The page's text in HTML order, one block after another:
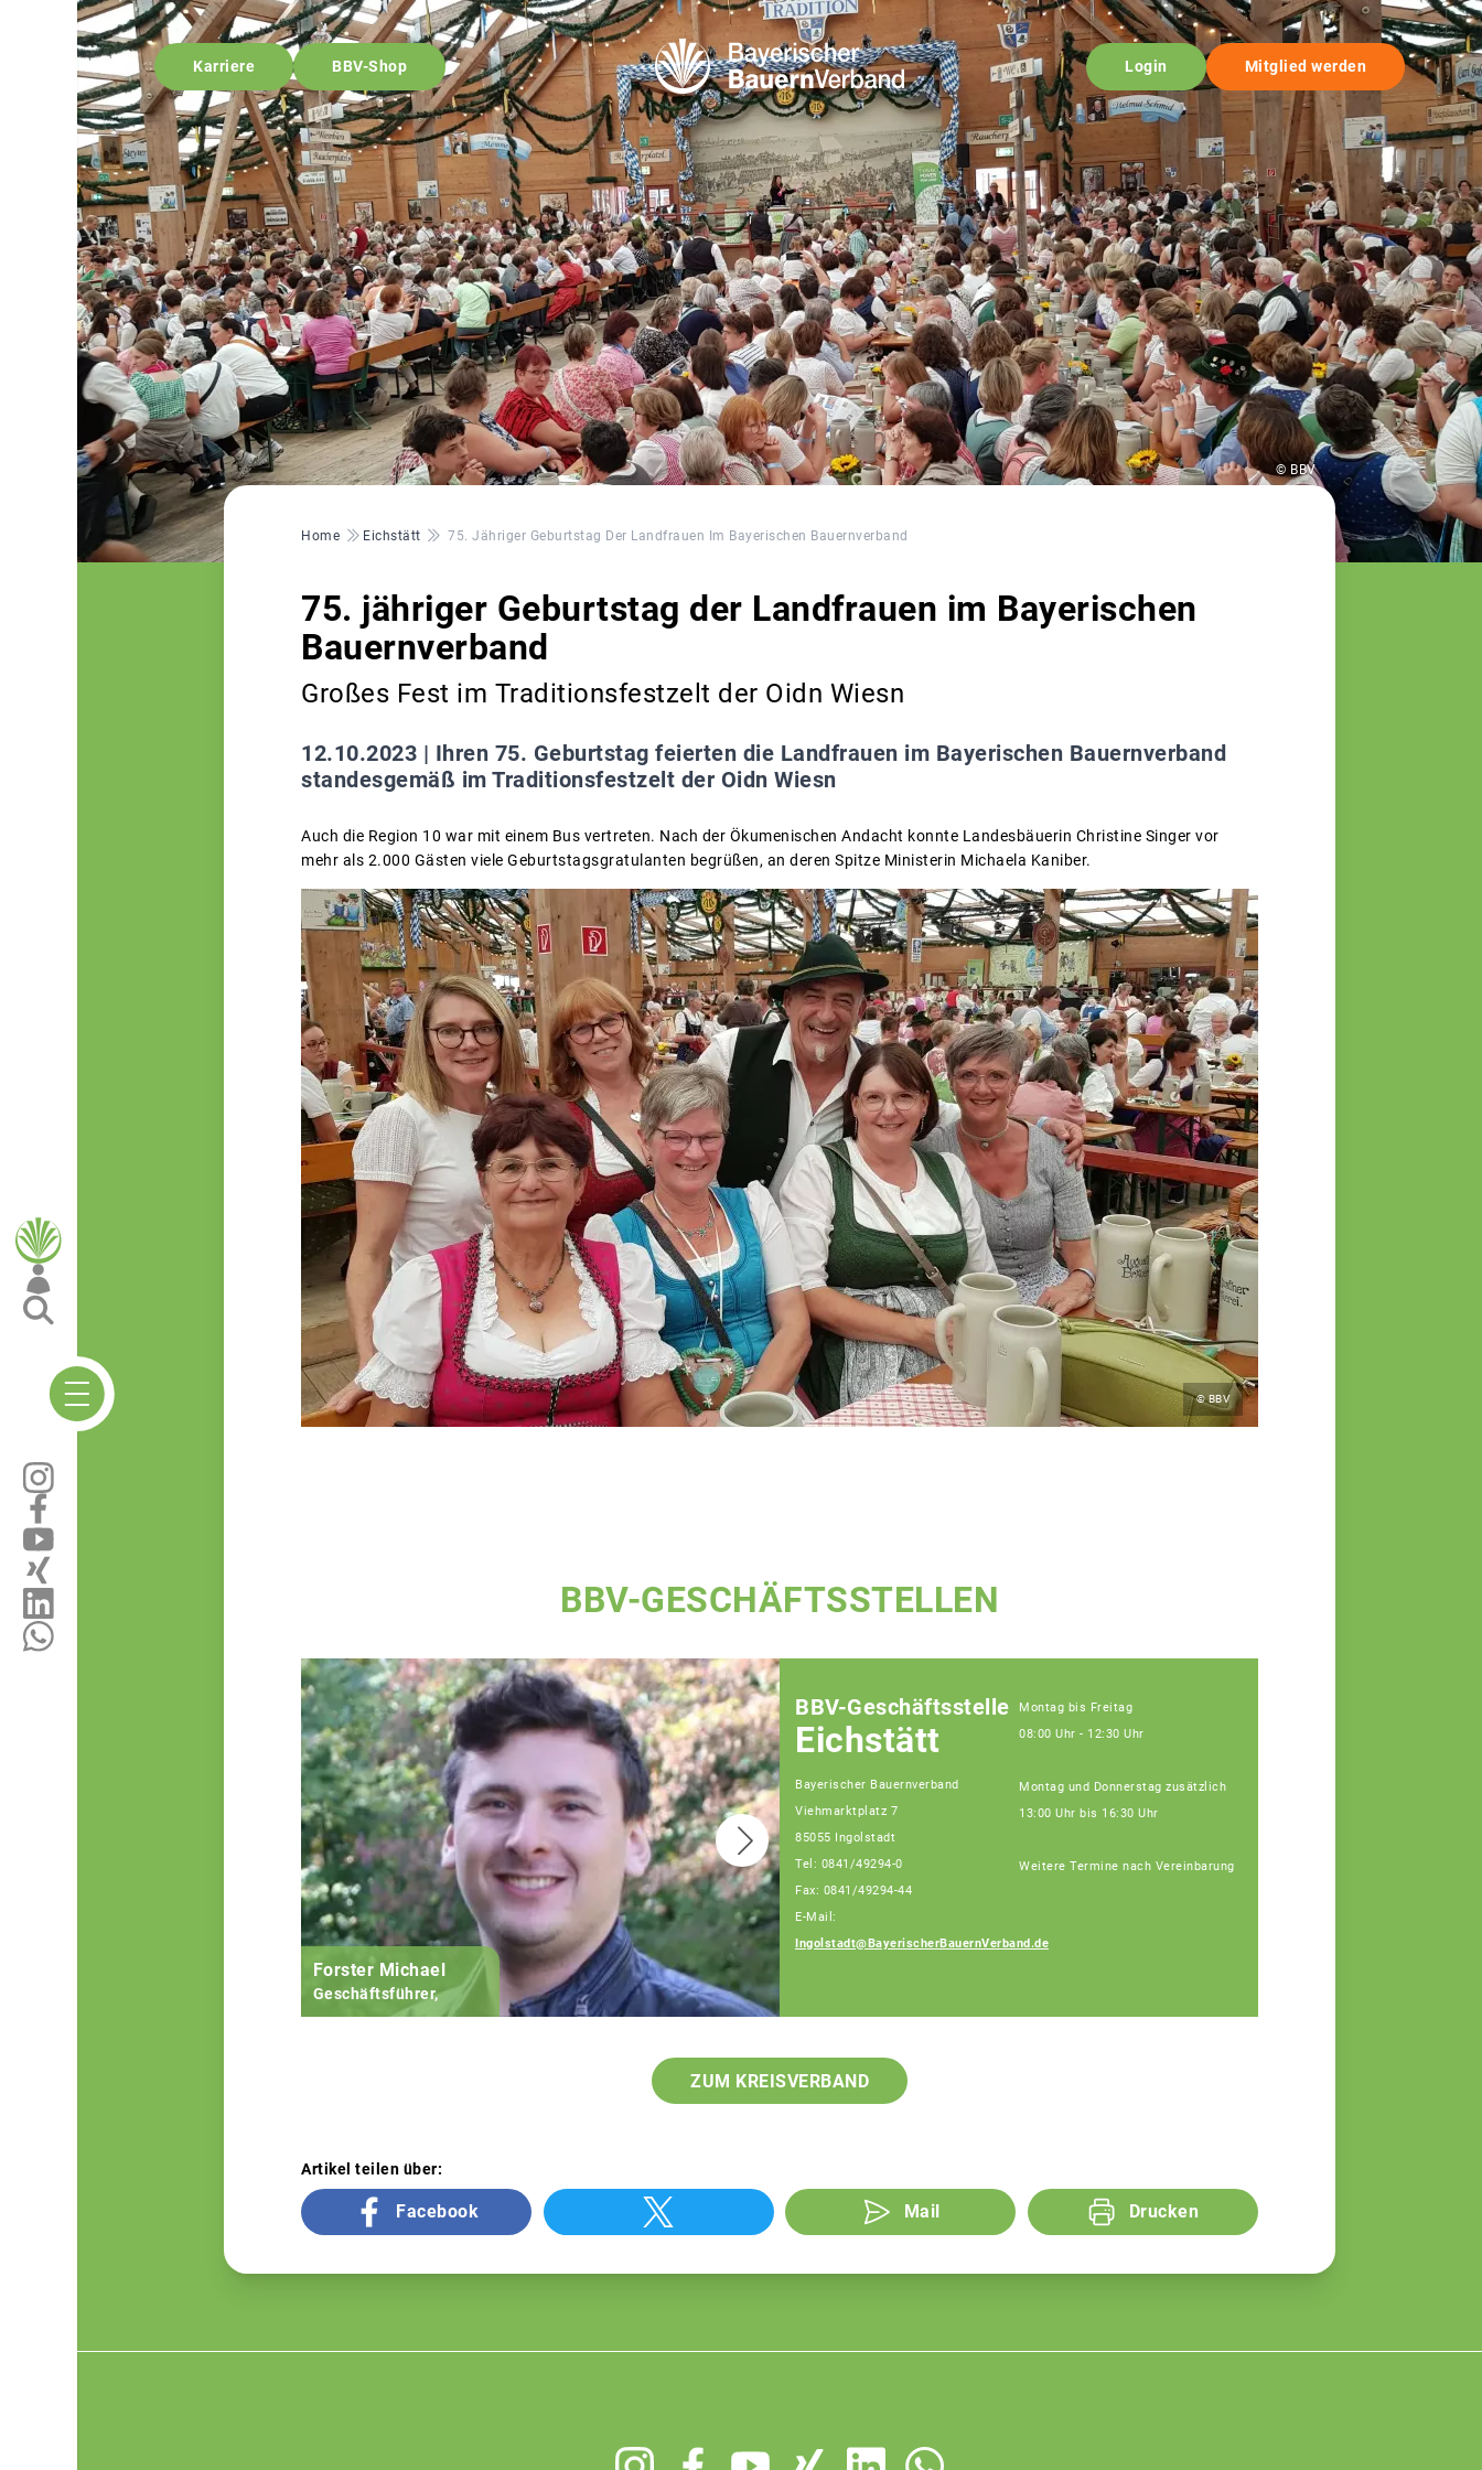
Karriere BBV-Shop Login Mitglied werden
© BBV
Pfadnavigation
Home Eichstätt 75. Jähriger Geburtstag Der Landfrauen Im Bayerischen Bauernverband
75. jähriger Geburtstag der Landfrauen im Bayerischen
Bauernverband
Großes Fest im Traditionsfestzelt der Oidn Wiesn
12.10.2023 | Ihren 75. Geburtstag feierten die Landfrauen im Bayerischen Bauernverband
standesgemäß im Traditionsfestzelt der Oidn Wiesn
Auch die Region 10 war mit einem Bus vertreten. Nach der Ökumenischen Andacht konnte Landesbäuerin Christine Singer vor
mehr als 2.000 Gästen viele Geburtstagsgratulanten begrüßen, an deren Spitze Ministerin Michaela Kaniber.
© BBV
BBV-GESCHÄFTSSTELLEN
Forster Michael
Geschäftsführer,
Heckl Erwin
BBV-Geschäftsstelle
Eichstätt
Bayerischer Bauernverband
Viehmarktplatz 7
85055 Ingolstadt
Tel: 0841/49294-0
Fax: 0841/49294-44
E-Mail:
Ingolstadt@BayerischerBauernVerband.de
Montag bis Freitag
08:00 Uhr - 12:30 Uhr
Montag und Donnerstag zusätzlich
13:00 Uhr bis 16:30 Uhr
Weitere Termine nach Vereinbarung
ZUM KREISVERBAND
Artikel teilen über:
Facebook Mail Drucken